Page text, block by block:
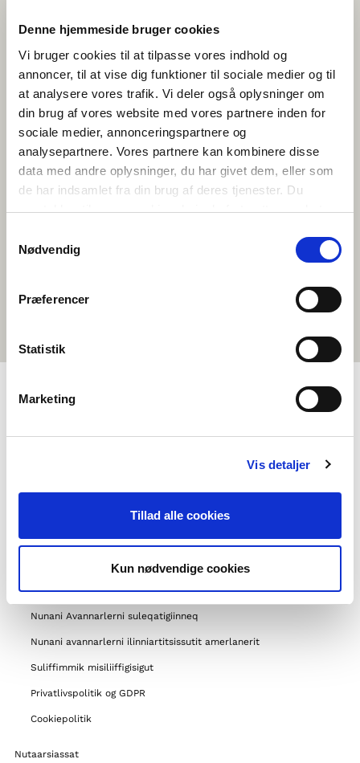
Denne hjemmeside bruger cookies
Vi bruger cookies til at tilpasse vores indhold og
annoncer, til at vise dig funktioner til sociale medier og til
at analysere vores trafik. Vi deler også oplysninger om
din brug af vores website med vores partnere inden for
sociale medier, annonceringspartnere og
analysepartnere. Vores partnere kan kombinere disse
data med andre oplysninger, du har givet dem, eller som
de har indsamlet fra din brug af deres tjenester. Du
samtykker til vores cookies, hvis du fortsætter med at
Nødvendig
Præferencer
Statistik
Marketing
Vis detaljer
Tillad alle cookies
Kun nødvendige cookies
Apeqqutigineqakkajuttut
Peqatigiiffik Norden pillugu
Tapertinnissamut periarfissat
Nunani Avannarlerni suleqatigiinneq
Nunani avannarlerni ilinniartitsissutit amerlanerit
Suliffimmik misiliiffigisigut
Privatlivspolitik og GDPR
Cookiepolitik
Nutaarsiassat
Les publikasjonen gratis digitalt:
perspektiv! (2026) red. Mischa Sloth Carlsen,
Guro Skårdal Nygård og Ane Qvortrup
Utforsk de over 100 nye
undervisningsmaterialenefra NordUng
Les mer omNordUng-prosjektetved
Møllers Fond til almene Formaal.